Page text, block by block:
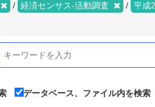
経済センサス‐活動調査 平成
データベース、ファイル内を検索